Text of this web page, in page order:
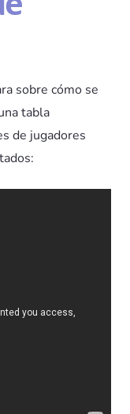
sobre cómo se
tabla
de jugadores